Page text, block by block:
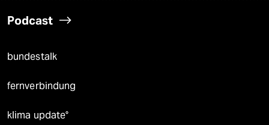
Podcast
bundestalk
fernverbindung
klima update°